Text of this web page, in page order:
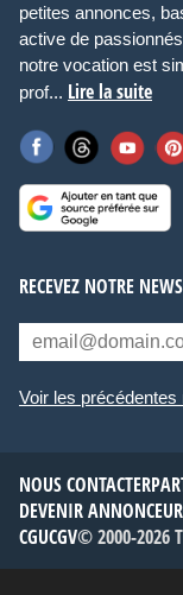
petites annonces,
active de
notre vocation est
prof... Lire la suite
RECEVEZ NOTRE
Voir les précédentes
NOUS CONTACTER
DEVENIR ANNONCEUR
CGUCGV© 2000-2026